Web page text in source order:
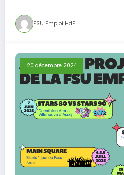
FSU Emploi HdF
20 décembre 2024